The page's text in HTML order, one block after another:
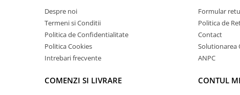
Despre noi
Termeni si Conditii
Politica de Confidentialitate
Politica Cookies
Intrebari frecvente
COMENZI SI LIVRARE
Formular
Politica de
Contact
Solutionarea
ANPC
CONTUL